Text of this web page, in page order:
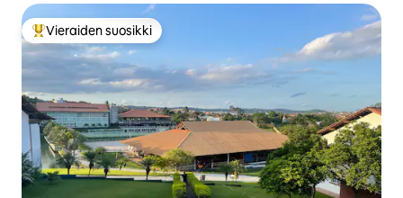
Vieraiden suosikkien parhaimmistoa
Vieraiden suosikki